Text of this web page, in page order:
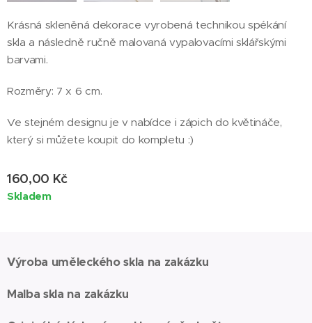
Krásná skleněná dekorace vyrobená technikou spékání
skla a následně ručně malovaná vypalovacími sklářskými
barvami.
Rozměry: 7 x 6 cm.
Ve stejném designu je v nabídce i zápich do květináče,
který si můžete koupit do kompletu :)
160,00 Kč
Skladem
Výroba uměleckého skla na zakázku
Malba skla na zakázku